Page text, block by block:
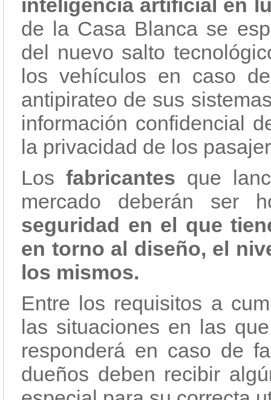
inteligencia artificial en
de la Casa Blanca se
del nuevo salto
los vehículos en caso
antipirateo de sus
información confidencial
la privacidad de los
Los fabricantes que
mercado deberán ser
seguridad en el que
en torno al diseño, el
los mismos.
Entre los requisitos a
las situaciones en las
responderá en caso de
dueños deben recibir